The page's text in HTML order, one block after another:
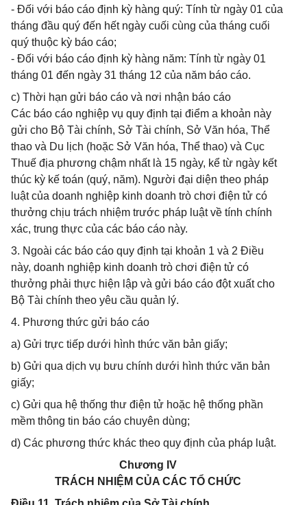
- Đối với báo cáo định kỳ hàng quý: Tính từ ngày 01 của
tháng đầu quý đến hết ngày cuối cùng của tháng cuối
quý thuộc kỳ báo cáo;
- Đối với báo cáo định kỳ hàng năm: Tính từ ngày 01
tháng 01 đến ngày 31 tháng 12 của năm báo cáo.
c) Thời hạn gửi báo cáo và nơi nhận báo cáo
Các báo cáo nghiệp vụ quy định tại điểm a khoản này
gửi cho Bộ Tài chính, Sở Tài chính, Sở Văn hóa, Thể
thao và Du lịch (hoặc Sở Văn hóa, Thể thao) và Cục
Thuế địa phương chậm nhất là 15 ngày, kể từ ngày kết
thúc kỳ kế toán (quý, năm). Người đại diện theo pháp
luật của doanh nghiệp kinh doanh trò chơi điện tử có
thưởng chịu trách nhiệm trước pháp luật về tính chính
xác, trung thực của các báo cáo này.
3. Ngoài các báo cáo quy định tại khoản 1 và 2 Điều
này, doanh nghiệp kinh doanh trò chơi điện tử có
thưởng phải thực hiện lập và gửi báo cáo đột xuất cho
Bộ Tài chính theo yêu cầu quản lý.
4. Phương thức gửi báo cáo
a) Gửi trực tiếp dưới hình thức văn bản giấy;
b) Gửi qua dịch vụ bưu chính dưới hình thức văn bản
giấy;
c) Gửi qua hệ thống thư điện tử hoặc hệ thống phần
mềm thông tin báo cáo chuyên dùng;
d) Các phương thức khác theo quy định của pháp luật.
Chương IV
TRÁCH NHIỆM CỦA CÁC TỔ CHỨC